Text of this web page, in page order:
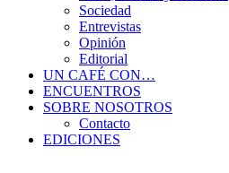
Sociedad
Entrevistas
Opinión
Editorial
UN CAFÉ CON…
ENCUENTROS
SOBRE NOSOTROS
Contacto
EDICIONES